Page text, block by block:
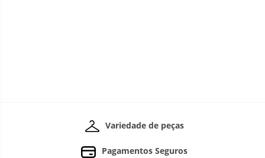
Variedade de peças
Pagamentos Seguros